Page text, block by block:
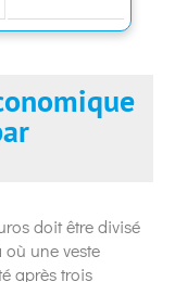
doit être divisé
où une veste
après trois